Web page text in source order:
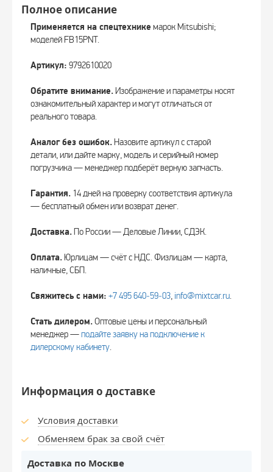
Полное описание
Применяется на спецтехнике марок Mitsubishi;
моделей FB15PNT.
Артикул: 9792610020
Обратите внимание.Изображение и параметры носят
ознакомительный характер и могут отличаться от
реального товара.
Аналог без ошибок.Назовите артикул с старой
детали, или дайте марку, модель и серийный номер
погрузчика — менеджер подберёт верную запчасть.
Гарантия. 14 дней на проверку соответствия артикула
— бесплатный обмен или возврат денег.
Доставка.По России — Деловые Линии, СДЭК.
Оплата. Юрлицам — счёт с НДС. Физлицам — карта,
наличные, СБП.
Свяжитесь с нами: +7 495 640‑59‑03, info@mixtcar.ru.
Стать дилером.Оптовые цены и персональный
менеджер —подайте заявку на подключение к
дилерскому кабинету.
Информация о доставке
Условия доставки
Обменяем брак за свой счёт
Доставка по Москве